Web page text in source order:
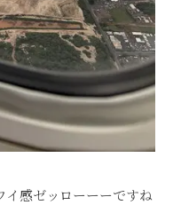
感ゼッローーーですね